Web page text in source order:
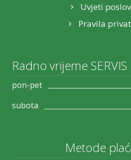
Uvjeti
Pravila
Radno vrijeme SERVIS
pon-pet
subota
Metode